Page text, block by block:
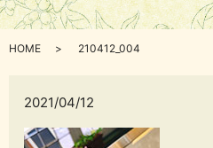
HOME 210412_004
2021/04/12